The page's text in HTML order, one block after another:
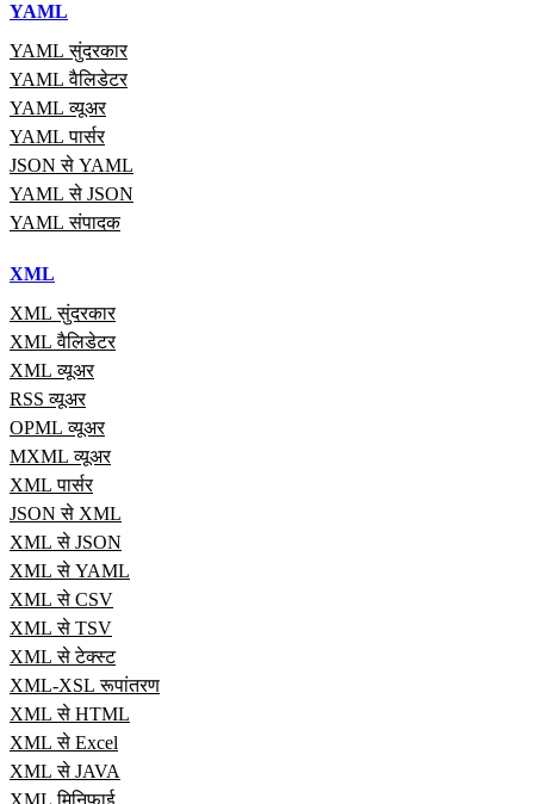
YAML
YAML सुंदरकार
YAML वैलिडेटर
YAML व्यूअर
YAML पार्सर
JSON से YAML
YAML से JSON
YAML संपादक
XML
XML सुंदरकार
XML वैलिडेटर
XML व्यूअर
RSS व्यूअर
OPML व्यूअर
MXML व्यूअर
XML पार्सर
JSON से XML
XML से JSON
XML से YAML
XML से CSV
XML से TSV
XML से टेक्स्ट
XML-XSL रूपांतरण
XML से HTML
XML से Excel
XML से JAVA